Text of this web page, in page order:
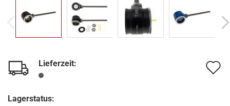
Lieferzeit:
Lagerstatus: